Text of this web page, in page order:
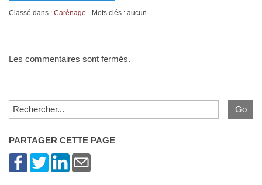
Classé dans : Carénage - Mots clés : aucun
Les commentaires sont fermés.
PARTAGER CETTE PAGE